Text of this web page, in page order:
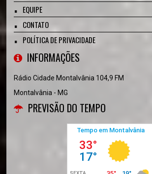
EQUIPE
CONTATO
POLÍTICA DE PRIVACIDADE
INFORMAÇÕES
Rádio Cidade Montalvânia 104,9 FM
Montalvânia - MG
PREVISÃO DO TEMPO